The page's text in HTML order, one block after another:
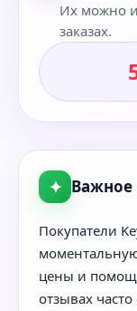
Их можно
заказах.
✦ Важное
Покупатели
цены и
отзывах